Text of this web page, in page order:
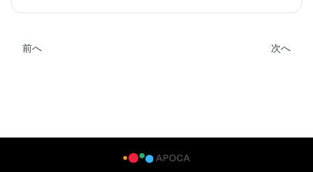
前へ 次へ